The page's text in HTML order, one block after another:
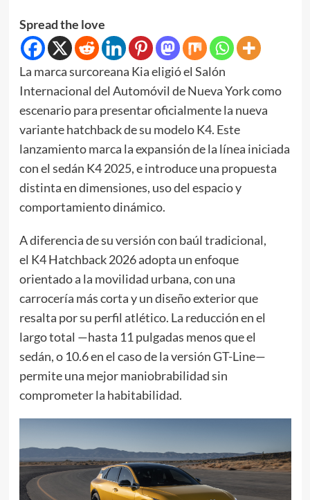
Spread the love
La marca surcoreana Kia eligió el Salón
Internacional del Automóvil de Nueva York como
escenario para presentar oficialmente la nueva
variante hatchback de su modelo K4. Este
lanzamiento marca la expansión de la línea iniciada
con el sedán K4 2025, e introduce una propuesta
distinta en dimensiones, uso del espacio y
comportamiento dinámico.
A diferencia de su versión con baúl tradicional,
el K4 Hatchback 2026 adopta un enfoque
orientado a la movilidad urbana, con una
carrocería más corta y un diseño exterior que
resalta por su perfil atlético. La reducción en el
largo total —hasta 11 pulgadas menos que el
sedán, o 10.6 en el caso de la versión GT-Line—
permite una mejor maniobrabilidad sin
comprometer la habitabilidad.